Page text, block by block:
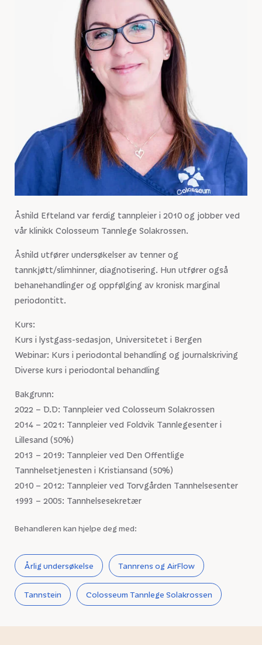
Åshild Efteland var ferdig tannpleier i 2010 og jobber ved
vår klinikk Colosseum Tannlege Solakrossen.
Åshild utfører undersøkelser av tenner og
tannkjøtt/slimhinner, diagnotisering. Hun utfører også
behanehandlinger og oppfølging av kronisk marginal
periodontitt.
Kurs:
Kurs i lystgass-sedasjon, Universitetet i Bergen
Webinar: Kurs i periodontal behandling og journalskriving
Diverse kurs i periodontal behandling
Bakgrunn:
2022 – D.D: Tannpleier ved Colosseum Solakrossen
2014 – 2021: Tannpleier ved Foldvik Tannlegesenter i
Lillesand (50%)
2013 – 2019: Tannpleier ved Den Offentlige
Tannhelsetjenesten i Kristiansand (50%)
2010 – 2012: Tannpleier ved Torvgården Tannhelsesenter
1993 – 2005: Tannhelsesekretær
Behandleren kan hjelpe deg med:
Årlig undersøkelse Tannrens og AirFlow
Tannstein Colosseum Tannlege Solakrossen